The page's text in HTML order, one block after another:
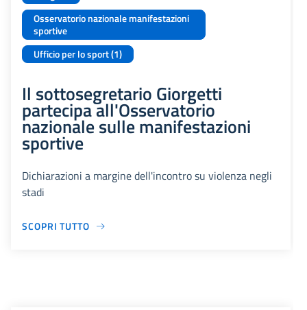
Osservatorio nazionale manifestazioni
sportive
Ufficio per lo sport (1)
Il sottosegretario Giorgetti
partecipa all'Osservatorio
nazionale sulle manifestazioni
sportive
Dichiarazioni a margine dell'incontro su violenza negli
stadi
SCOPRI TUTTO